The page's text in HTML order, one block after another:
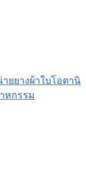
ยยางผ้าใบโอตานิ
หกรรม